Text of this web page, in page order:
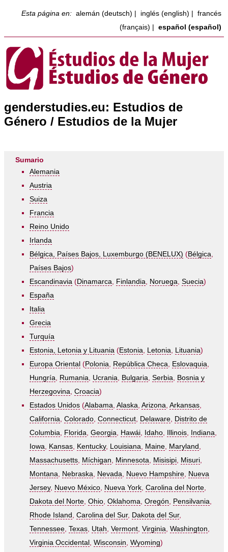
Esta página en: alemán (deutsch) inglés (english)
francés
(français)
español (español)
genderstudies.eu: Estudios de
Género / Estudios de la Mujer
Sumario
Alemania
Austria
Suiza
Francia
Reino Unido
Irlanda
Bélgica, Países Bajos, Luxemburgo (BENELUX) (Bélgica,
Países Bajos)
Escandinavia (Dinamarca, Finlandia, Noruega, Suecia)
España
Italia
Grecia
Turquía
Estonia, Letonia y Lituania (Estonia, Letonia, Lituania)
Europa Oriental (Polonia, República Checa, Eslovaquia,
Hungría, Rumania, Ucrania, Bulgaria, Serbia, Bosnia y
Herzegovina, Croacia)
Estados Unidos (Alabama, Alaska, Arizona, Arkansas,
California, Colorado, Connecticut, Delaware, Distrito de
Columbia, Florida, Georgia, Hawái, Idaho, Illinois, Indiana,
Iowa, Kansas, Kentucky, Louisiana, Maine, Maryland ,
Massachusetts, Míchigan, Minnesota, Misisipi, Misuri,
Montana, Nebraska, Nevada, Nuevo Hampshire, Nueva
Jersey, Nuevo México, Nueva York, Carolina del Norte,
Dakota del Norte, Ohio, Oklahoma, Oregón, Pensilvania,
Rhode Island , Carolina del Sur, Dakota del Sur,
Tennessee, Texas, Utah, Vermont, Virginia, Washington,
Virginia Occidental , Wisconsin, Wyoming)